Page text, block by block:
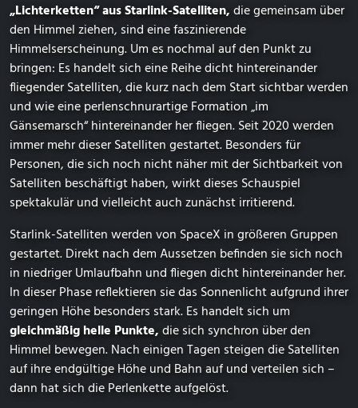
„Lichterketten“ aus Starlink-Satelliten,die gemeinsam über
den Himmel ziehen, sind eine faszinierende
Himmelserscheinung. Um es nochmal auf den Punkt zu
bringen: Es handelt sich eine Reihe dicht hintereinander
fliegender Satelliten, die kurz nach dem Start sichtbar werden
und wie eine perlenschnurartige Formation „im
Gänsemarsch“ hintereinander her fliegen. Seit 2020 werden
immer mehr dieser Satelliten gestartet. Besonders für
Personen, die sich noch nicht näher mit der Sichtbarkeit von
Satelliten beschäftigt haben, wirkt dieses Schauspiel
spektakulär und vielleicht auch zunächst irritierend.
Starlink-Satelliten werden von SpaceX in größeren Gruppen
gestartet. Direkt nach dem Aussetzen befinden sie sich noch
in niedriger Umlaufbahn und fliegen dicht hintereinander her.
In dieser Phase reflektieren sie das Sonnenlicht aufgrund ihrer
geringen Höhe besonders stark. Es handelt sich um
gleichmäßig helle Punkte,die sich synchron über den
Himmel bewegen. Nach einigen Tagen steigen die Satelliten
auf ihre endgültige Höhe und Bahn auf und verteilen sich –
dann hat sich die Perlenkette aufgelöst.